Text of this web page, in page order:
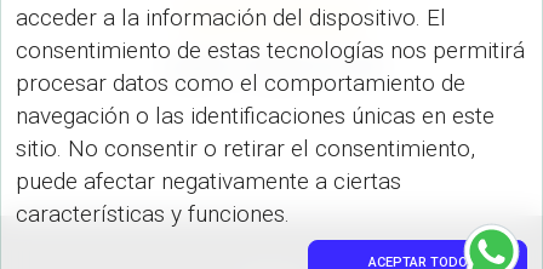
acceder a la información del dispositivo. El
consentimiento de estas tecnologías nos permitirá
procesar datos como el comportamiento de
navegación o las identificaciones únicas en este
sitio. No consentir o retirar el consentimiento,
puede afectar negativamente a ciertas
características y funciones.
ACEPTAR TODO
VARIEDADES (VARIEDADES)
VARIOS (USO PERSONAL)
Cepillo Tangle CP-220